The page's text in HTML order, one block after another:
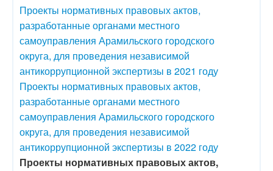
Проекты нормативных правовых актов,
разработанные органами местного
самоуправления Арамильского городского
округа, для проведения независимой
антикоррупционной экспертизы в 2021 году
Проекты нормативных правовых актов,
разработанные органами местного
самоуправления Арамильского городского
округа, для проведения независимой
антикоррупционной экспертизы в 2022 году
Проекты нормативных правовых актов,